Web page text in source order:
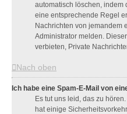
automatisch löschen, indem
eine entsprechende Regel
Nachrichten von jemandem
Administrator melden.
verbieten, Private
Nach oben
Ich habe eine Spam-E-Mail von
Es tut uns leid, das zu
hat einige